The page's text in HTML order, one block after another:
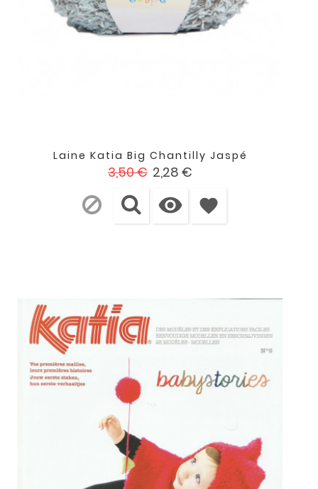
Laine Katia Big Chantilly Jaspé
Prix
base
3,50 € Prix
2,28 €
 favorite